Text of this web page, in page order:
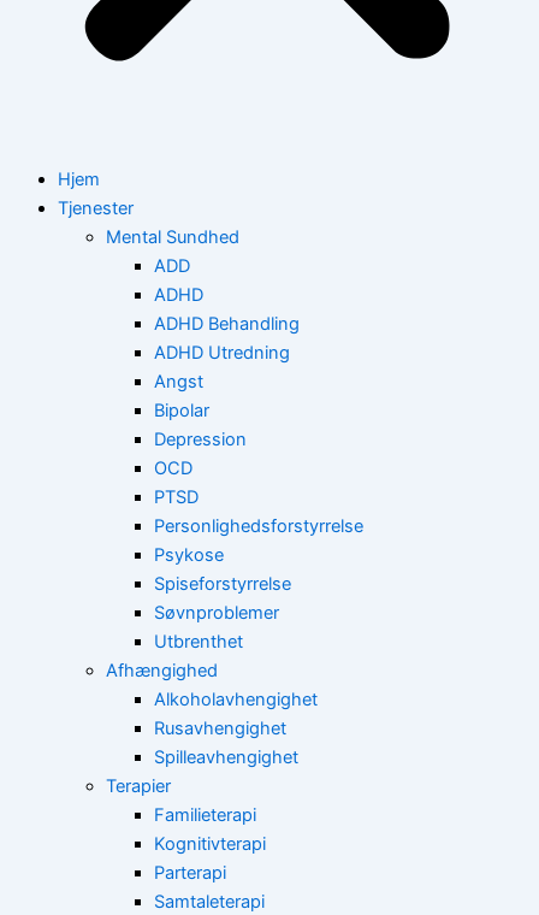
Hjem
Tjenester
Mental Sundhed
ADD
ADHD
ADHD Behandling
ADHD Utredning
Angst
Bipolar
Depression
OCD
PTSD
Personlighedsforstyrrelse
Psykose
Spiseforstyrrelse
Søvnproblemer
Utbrenthet
Afhængighed
Alkoholavhengighet
Rusavhengighet
Spilleavhengighet
Terapier
Familieterapi
Kognitivterapi
Parterapi
Samtaleterapi